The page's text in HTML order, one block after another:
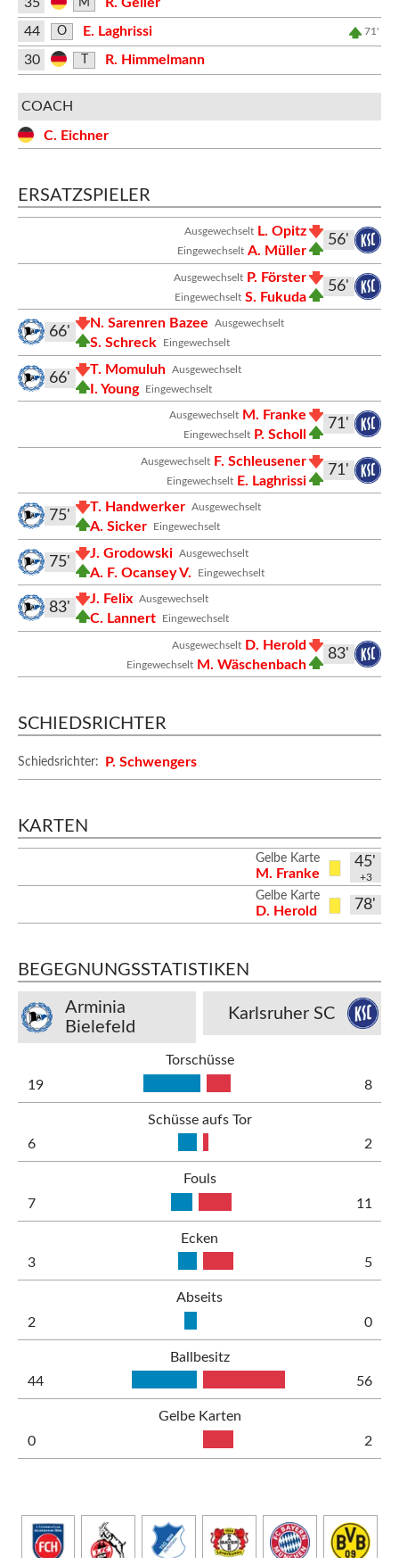
44
O E. Laghrissi 71'
30 R. Himmelmann
COACH
C. Eichner
ERSATZSPIELER
56'
Ausgewechselt L. Opitz
Eingewechselt A. Müller
56'
Ausgewechselt P. Förster
Eingewechselt S. Fukuda
Ausgewechselt
N. Sarenren Bazee
Eingewechselt
S. Schreck
66'
Ausgewechselt
T. Momuluh
Eingewechselt
I. Young
66'
71'
Ausgewechselt M. Franke
Eingewechselt P. Scholl
71'
Ausgewechselt F. Schleusener
Eingewechselt E. Laghrissi
Ausgewechselt
T. Handwerker
Eingewechselt
A. Sicker
75'
Ausgewechselt
J. Grodowski
Eingewechselt
A. F. Ocansey V.
75'
Ausgewechselt
J. Felix
Eingewechselt
C. Lannert
83'
83'
Ausgewechselt D. Herold
Eingewechselt M. Wäschenbach
SCHIEDSRICHTER
Schiedsrichter: P. Schwengers
KARTEN
45'
+3
Gelbe Karte
M. Franke
78'
Gelbe Karte
D. Herold
BEGEGNUNGSSTATISTIKEN
Arminia
Bielefeld
Karlsruher SC
Torschüsse
19
8
Schüsse aufs Tor
6
2
Fouls
7
11
Ecken
3
5
Abseits
2
0
Ballbesitz
44
56
Gelbe Karten
0
2